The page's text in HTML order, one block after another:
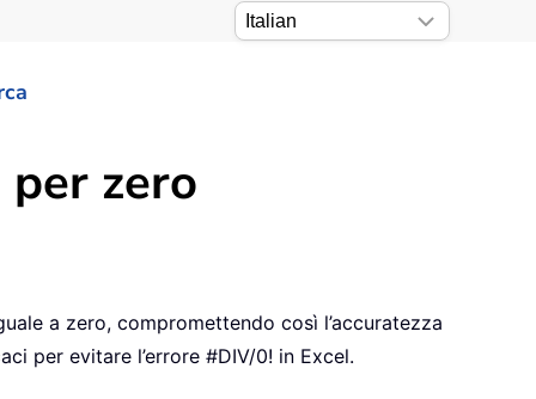
zero
a zero, compromettendo così l’accuratezza
per evitare l’errore #DIV/0! in Excel.